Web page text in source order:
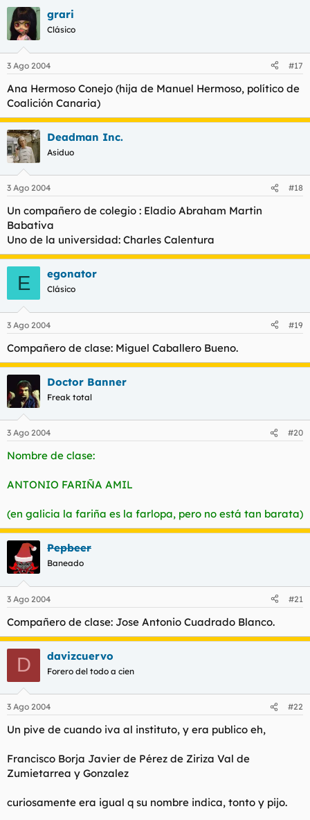
grari
Clásico
3 Ago 2004 #17
Ana Hermoso Conejo (hija de Manuel Hermoso, político de
Coalición Canaria)
Deadman Inc.
Asiduo
3 Ago 2004 #18
Un compañero de colegio : Eladio Abraham Martin
Babativa
Uno de la universidad: Charles Calentura
E egonator
Clásico
3 Ago 2004 #19
Compañero de clase: Miguel Caballero Bueno.
Doctor Banner
Freak total
3 Ago 2004 #20
Nombre de clase:
ANTONIO FARIÑA AMIL
(en galicia la fariña es la farlopa, pero no está tan barata)
Pepbeer
Baneado
3 Ago 2004 #21
Compañero de clase: Jose Antonio Cuadrado Blanco.
D davizcuervo
Forero del todo a cien
3 Ago 2004 #22
Un pive de cuando iva al instituto, y era publico eh,
Francisco Borja Javier de Pérez de Ziriza Val de
Zumietarrea y Gonzalez
curiosamente era igual q su nombre indica, tonto y pijo.